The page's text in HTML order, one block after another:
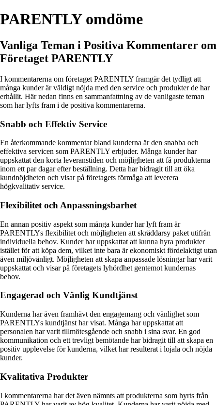
PARENTLY omdöme
Vanliga Teman i Positiva Kommentarer om
Företaget PARENTLY
I kommentarerna om företaget PARENTLY framgår det tydligt att
många kunder är väldigt nöjda med den service och produkter de har
erhållit. Här nedan finns en sammanfattning av de vanligaste teman
som har lyfts fram i de positiva kommentarerna.
Snabb och Effektiv Service
En återkommande kommentar bland kunderna är den snabba och
effektiva servicen som PARENTLY erbjuder. Många kunder har
uppskattat den korta leveranstiden och möjligheten att få produkterna
inom ett par dagar efter beställning. Detta har bidragit till att öka
kundnöjdheten och visar på företagets förmåga att leverera
högkvalitativ service.
Flexibilitet och Anpassningsbarhet
En annan positiv aspekt som många kunder har lyft fram är
PARENTLYs flexibilitet och möjligheten att skräddarsy paket utifrån
individuella behov. Kunder har uppskattat att kunna hyra produkter
istället för att köpa dem, vilket inte bara är ekonomiskt fördelaktigt utan
även miljövänligt. Möjligheten att skapa anpassade lösningar har varit
uppskattat och visar på företagets lyhördhet gentemot kundernas
behov.
Engagerad och Vänlig Kundtjänst
Kunderna har även framhävt den engagemang och vänlighet som
PARENTLYs kundtjänst har visat. Många har uppskattat att
personalen har varit tillmötesgående och snabb i sina svar. En god
kommunikation och ett trevligt bemötande har bidragit till att skapa en
positiv upplevelse för kunderna, vilket har resulterat i lojala och nöjda
kunder.
Kvalitativa Produkter
I kommentarerna har det även nämnts att produkterna som hyrts från